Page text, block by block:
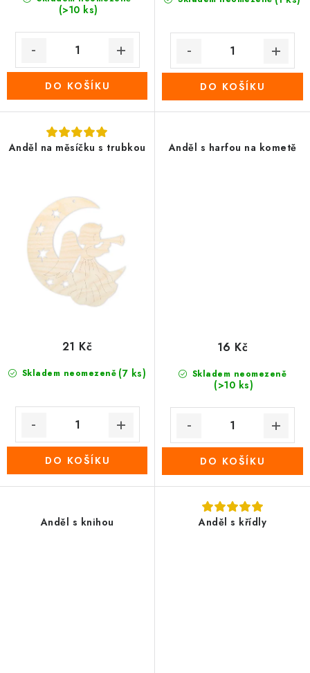
(>10 ks)
DO KOŠÍKU DO KOŠÍKU
Anděl na měsíčku s trubkou
Skladem neomezeně (7 ks)
21 Kč
DO KOŠÍKU
Anděl s harfou na kometě
Skladem neomezeně
(>10 ks)
16 Kč
DO KOŠÍKU
Anděl s knihou Anděl s křídly